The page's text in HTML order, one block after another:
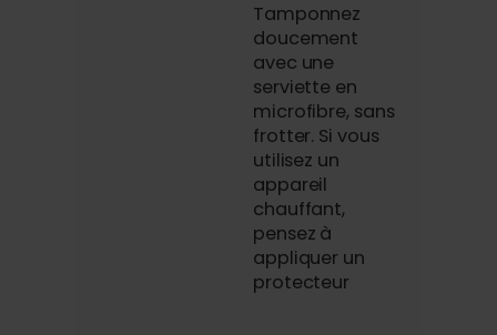
Tamponnez
doucement
avec une
serviette en
microfibre, sans
frotter. Si vous
utilisez un
appareil
chauffant,
pensez à
appliquer un
protecteur